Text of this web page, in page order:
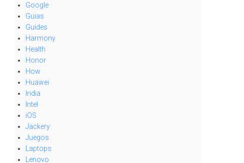
Google
Guias
Guides
Harmony
Health
Honor
How
Huawei
India
Intel
iOS
Jackery
Juegos
Laptops
Lenovo